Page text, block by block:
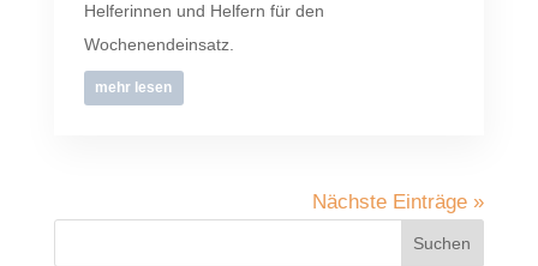
Helferinnen und Helfern für den
Wochenendeinsatz.
mehr lesen
Nächste Einträge »